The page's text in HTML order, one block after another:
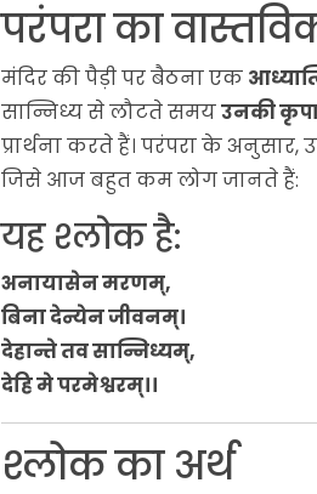
परंपरा का
मंदिर की पैड़ी पर बैठना एक
सान्निध्य से लौटते समयउनकी
प्रार्थना करते हैं। परंपरा के
जिसे आज बहुत कम लोग जानते हैं:
यह श्लोक है:
अनायासेन मरणम्,
बिना देन्येन जीवनम्।
देहान्ते तव सान्निध्यम्,
देहि मे परमेश्वरम्।।
श्लोक का अर्थ